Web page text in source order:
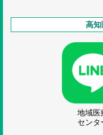
高知
地域医
センタ